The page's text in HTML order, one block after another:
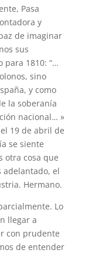
Pasa
y
de imaginar
sus
para 1810: “…
sino
y como
la soberanía
nacional… »
19 de abril de
se siente
otra cosa que
adelantado, el
Hermano.
Lo
llegar a
con prudente
de entender